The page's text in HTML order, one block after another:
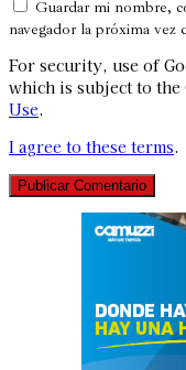
Guardar mi nombre,
navegador la próxima vez
For security, use of
which is subject to the
Use.
I agree to these terms.